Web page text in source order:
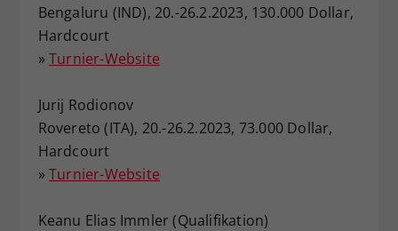
Bengaluru (IND), 20.-26.2.2023, 130.000 Dollar,
Hardcourt
» Turnier-Website
Jurij Rodionov
Rovereto (ITA), 20.-26.2.2023, 73.000 Dollar,
Hardcourt
» Turnier-Website
Keanu Elias Immler (Qualifikation)